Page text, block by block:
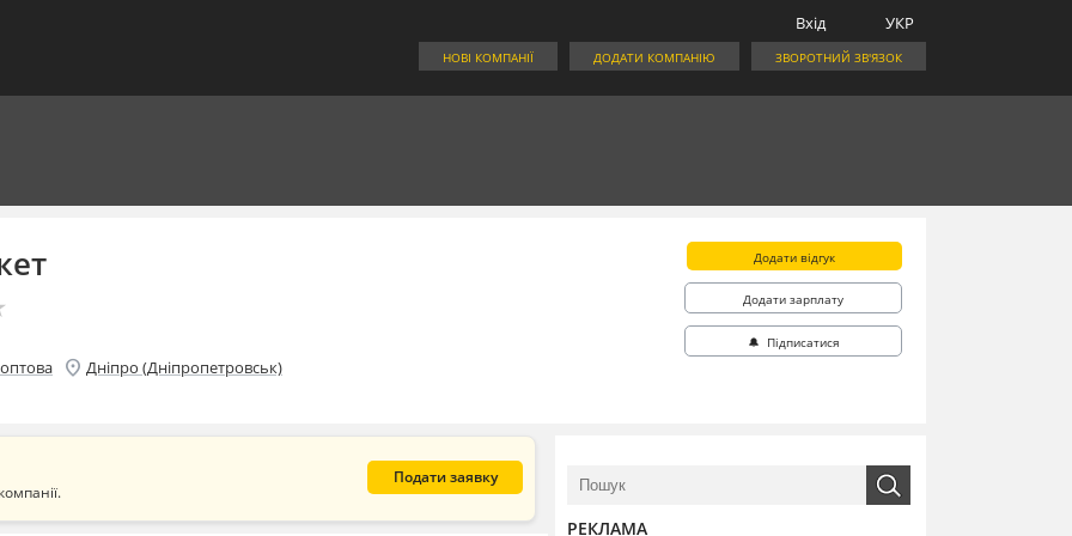
УКР
Вхід
ЗВОРОТНИЙ ЗВ'ЯЗОК
ДОДАТИ КОМПАНІЮ
НОВІ КОМПАНІЇ
location_on Дніпро (Дніпропетровськ)
Додати відгук
Додати зарплату
🔔 Підписатися
Подати заявку
РЕКЛАМА